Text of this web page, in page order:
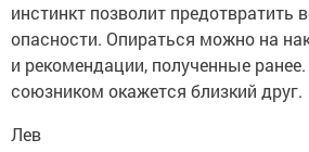
инстинкт позволит предотвратить
опасности. Опираться можно на
и рекомендации, полученные
союзником окажется близкий друг.
Лев